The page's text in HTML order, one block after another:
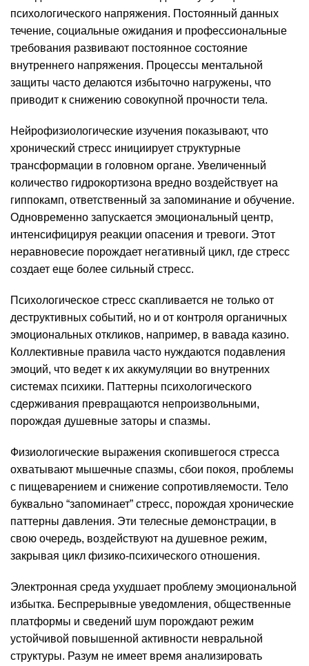
психологического напряжения. Постоянный данных
течение, социальные ожидания и профессиональные
требования развивают постоянное состояние
внутреннего напряжения. Процессы ментальной
защиты часто делаются избыточно нагружены, что
приводит к снижению совокупной прочности тела.
Нейрофизиологические изучения показывают, что
хронический стресс инициирует структурные
трансформации в головном органе. Увеличенный
количество гидрокортизона вредно воздействует на
гиппокамп, ответственный за запоминание и обучение.
Одновременно запускается эмоциональный центр,
интенсифицируя реакции опасения и тревоги. Этот
неравновесие порождает негативный цикл, где стресс
создает еще более сильный стресс.
Психологическое стресс скапливается не только от
деструктивных событий, но и от контроля органичных
эмоциональных откликов, например, в вавада казино.
Коллективные правила часто нуждаются подавления
эмоций, что ведет к их аккумуляции во внутренних
системах психики. Паттерны психологического
сдерживания превращаются непроизвольными,
порождая душевные заторы и спазмы.
Физиологические выражения скопившегося стресса
охватывают мышечные спазмы, сбои покоя, проблемы
с пищеварением и снижение сопротивляемости. Тело
буквально “запоминает” стресс, порождая хронические
паттерны давления. Эти телесные демонстрации, в
свою очередь, воздействуют на душевное режим,
закрывая цикл физико-психического отношения.
Электронная среда ухудшает проблему эмоциональной
избытка. Беспрерывные уведомления, общественные
платформы и сведений шум порождают режим
устойчивой повышенной активности невральной
структуры. Разум не имеет время анализировать